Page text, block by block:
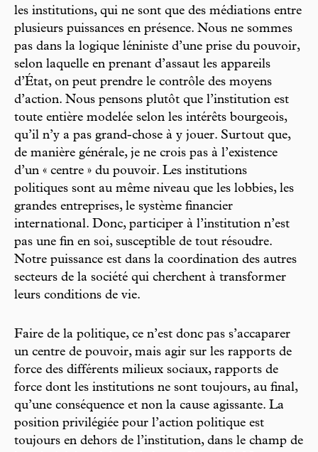
les institutions, qui ne sont que des médiations entre
plusieurs puissances en présence. Nous ne sommes
pas dans la logique léniniste d’une prise du pouvoir,
selon laquelle en prenant d’assaut les appareils
d’État, on peut prendre le contrôle des moyens
d’action. Nous pensons plutôt que l’institution est
toute entière modelée selon les intérêts bourgeois,
qu’il n’y a pas grand-chose à y jouer. Surtout que,
de manière générale, je ne crois pas à l’existence
d’un « centre » du pouvoir. Les institutions
politiques sont au même niveau que les lobbies, les
grandes entreprises, le système financier
international. Donc, participer à l’institution n’est
pas une fin en soi, susceptible de tout résoudre.
Notre puissance est dans la coordination des autres
secteurs de la société qui cherchent à transformer
leurs conditions de vie.
Faire de la politique, ce n’est donc pas s’accaparer
un centre de pouvoir, mais agir sur les rapports de
force des différents milieux sociaux, rapports de
force dont les institutions ne sont toujours, au final,
qu’une conséquence et non la cause agissante. La
position privilégiée pour l’action politique est
toujours en dehors de l’institution, dans le champ de